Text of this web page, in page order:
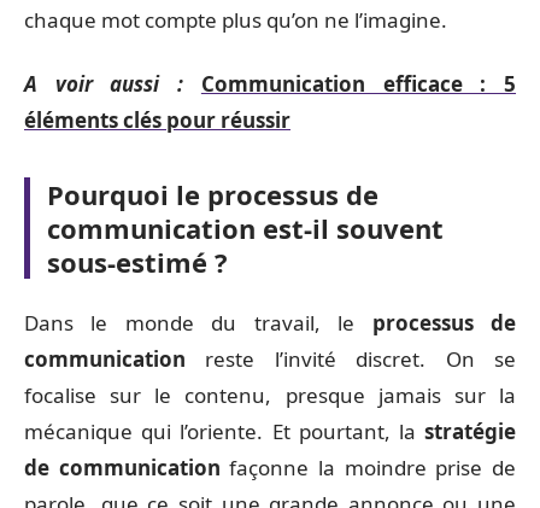
chaque mot compte plus qu’on ne l’imagine.
A voir aussi :
Communication efficace : 5
éléments clés pour réussir
Pourquoi le processus de
communication est-il souvent
sous-estimé ?
Dans le monde du travail, le processus de
communication reste l’invité discret. On se
focalise sur le contenu, presque jamais sur la
mécanique qui l’oriente. Et pourtant, la stratégie
de communication façonne la moindre prise de